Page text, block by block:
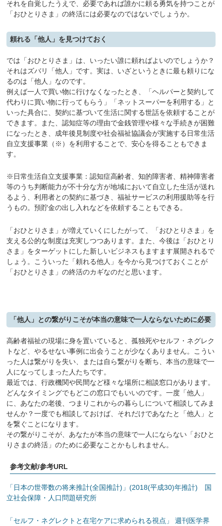
それを自覚したうえで、必要であれば誰かに頼る勇気を持つことが
「おひとりさま」の終活には必要なのではないでしょうか。
頼れる「他人」を見つけておく
では「おひとりさま」は、いったい誰に頼ればよいのでしょうか？
それはズバリ「他人」です。実は、いざというときに最も頼りにな
るのは「他人」なのです。
例えば一人で買い物に行けなくなったとき、「ヘルパーと契約して
代わりに買い物に行ってもらう」「ネットスーパーを利用する」と
いった具合に、契約に基づいて生活に関する世話を依頼することが
できます。また、認知症等の理由で金銭管理や様々な手続きが困難
になったとき、成年後見制度や社会福祉協議会が実施する日常生活
自立支援事業（※）を利用することで、安心を得ることもできま
す。
※日常生活自立支援事業：認知症高齢者、知的障害者、精神障害者
等のうち判断能力が不十分な方が地域において自立した生活が送れ
るよう、利用者との契約に基づき、福祉サービスの利用援助等を行
うもの。預貯金の出し入れなどを依頼することもできる。
「おひとりさま」が増えていくにしたがって、「おひとりさま」を
支える公的な制度は充実しつつあります。また、今後は「おひとり
さま」をターゲットにした新しいビジネスもますます展開されるで
しょう。こういった「頼れる他人」を今から見つけておくことが
「おひとりさま」の終活のカギなのだと思います。
「他人」との繋がりこそが本当の意味で一人ならないために必要
高齢者福祉の現場に身を置いていると、孤独死やセルフ・ネグレク
トなど、やるせない事例に出会うことが少なくありません。こうい
った人は繋がりを失い、または自ら繋がりを断ち、本当の意味で一
人になってしまった人たちです。
最近では、行政機関や民間など様々な場所に相談窓口があります。
どんなタイミングでもどこの窓口でもいいのです。一度「他人」
に、あなたの老後、つまりこれからの暮らしについて相談してみま
せんか？一度でも相談しておけば、それだけであなたと「他人」と
を繋ぐことになります。
その繋がりこそが、あなたが本当の意味で一人にならない「おひと
りさまの終活」のために必要なことかもしれません。
参考文献/参考URL
「日本の世帯数の将来推計(全国推計)」(2018(平成30)年推計) 国
立社会保障・人口問題研究所
「セルフ・ネグレクトと在宅ケアに求められる視点」 週刊医学界